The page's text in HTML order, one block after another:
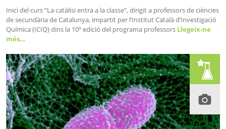
Inici del curs “La catàlisi entra a la classe”, dirigit a professors de ciències
de secundària de Catalunya, impartit per l’Institut Català d’Investigació
Química (ICIQ) dins la 10ª edició del programa professors Llegeix-ne
més…